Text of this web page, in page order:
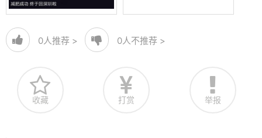
0人推荐 > 0人不推荐 >
收藏 打赏 举报